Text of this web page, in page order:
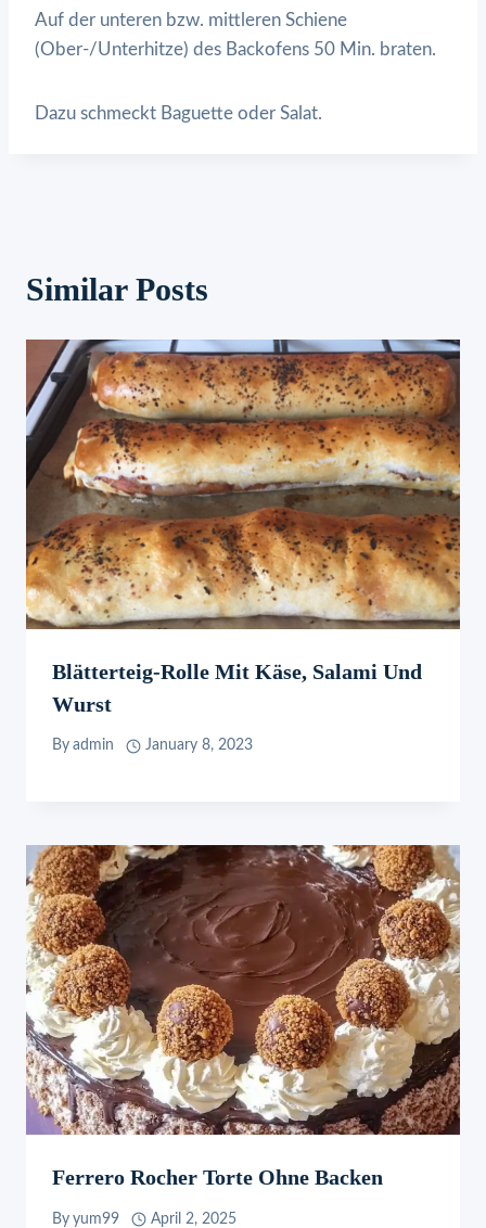
Auf der unteren bzw. mittleren Schiene
(Ober-/Unterhitze) des Backofens 50 Min. braten.
Dazu schmeckt Baguette oder Salat.
Similar Posts
Blätterteig-Rolle Mit Käse, Salami Und
Wurst
By admin January 8, 2023
Ferrero Rocher Torte Ohne Backen
By yum99 April 2, 2025